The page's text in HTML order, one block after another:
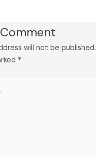
will not be published.
*